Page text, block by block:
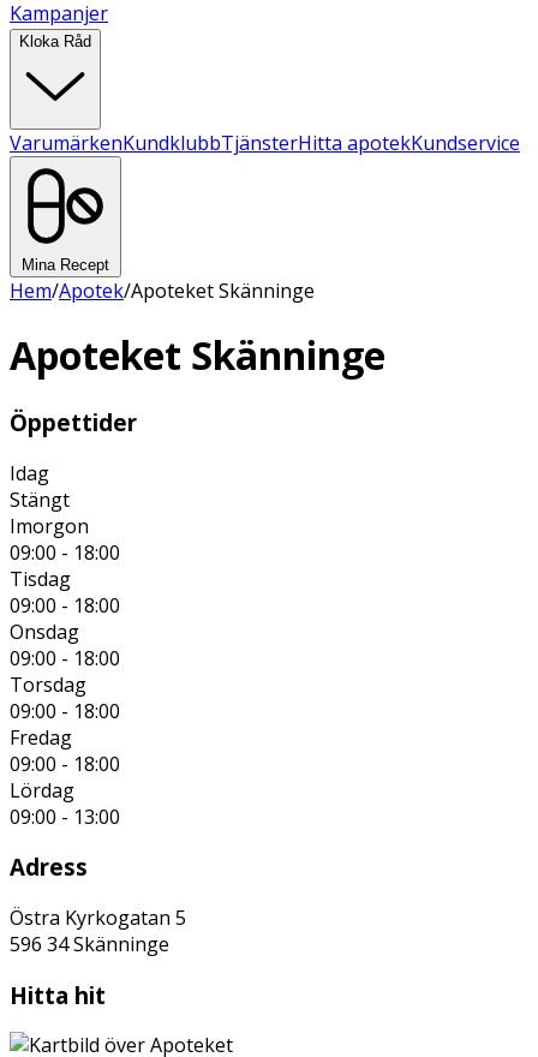
Kampanjer
Kloka Råd
VarumärkenKundklubbTjänsterHitta apotekKundservice
Mina Recept
Hem/Apotek/Apoteket Skänninge
Apoteket Skänninge
Öppettider
Idag
Stängt
Imorgon
09:00 - 18:00
Tisdag
09:00 - 18:00
Onsdag
09:00 - 18:00
Torsdag
09:00 - 18:00
Fredag
09:00 - 18:00
Lördag
09:00 - 13:00
Adress
Östra Kyrkogatan 5
596 34Skänninge
Hitta hit